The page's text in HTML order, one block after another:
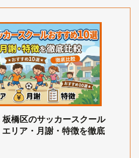
板橋区のサッカースクール
リア・月謝・特徴を徹底